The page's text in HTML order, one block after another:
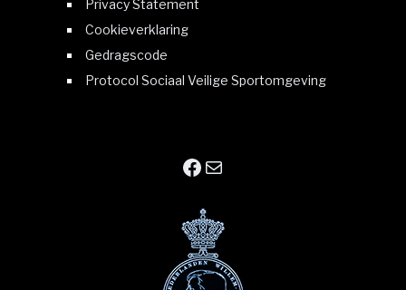
Privacy Statement
Cookieverklaring
Gedragscode
Protocol Sociaal Veilige Sportomgeving
Facebook
E-mail